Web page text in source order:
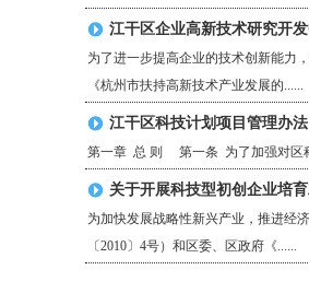
江干区企业高新技术研究开
为了进一步提高企业的技术创新能力
《杭州市扶持高新技术产业发展的......
江干区科技计划项目管理办法
第一章 总 则 第一条 为了加强对区
关于开展科技型初创企业培
为加快发展战略性新兴产业，推进经
〔2010〕4号）和区委、区政府《......